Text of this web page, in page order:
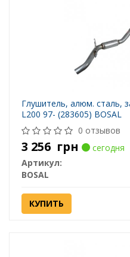
Глушитель, алюм. cталь,
L200 97- (283605) BOSAL
0 отзывов
3 256 грн
сегодня
Артикул:
BOSAL
КУПИТЬ